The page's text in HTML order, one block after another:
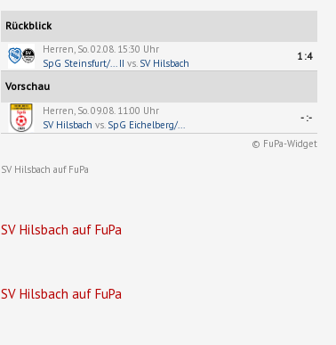
Rückblick
Herren, So. 02.08. 15:30 Uhr
SpG Steinsfurt/... II vs. SV Hilsbach
1:4
Vorschau
Herren, So. 09.08. 11:00 Uhr
SV Hilsbach vs. SpG Eichelberg/...
-:-
© FuPa-Widget
SV Hilsbach auf FuPa
SV Hilsbach auf FuPa
SV Hilsbach auf FuPa